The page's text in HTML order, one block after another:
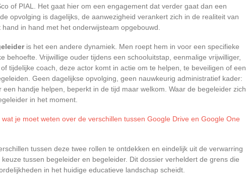
of PIAL. Het gaat hier om een engagement dat verder gaat dan een
opvolging is dagelijks, de aanwezigheid verankert zich in de realiteit van
in hand met het onderwijsteam opgebouwd.
is het een andere dynamiek. Men roept hem in voor een specifieke
behoefte. Vrijwillige ouder tijdens een schooluitstap, eenmalige vrijwilliger,
tijdelijke coach, deze actor komt in actie om te helpen, te beveiligen of een
Geen dagelijkse opvolging, geen nauwkeurig administratief kader:
een handje helpen, beperkt in de tijd maar welkom. Waar de begeleider zich
in het moment.
wat je moet weten over de verschillen tussen Google Drive en Google One
tussen deze twee rollen te ontdekken en eindelijk uit de verwarring
tussen begeleider en begeleider. Dit dossier verheldert de grens die
in het huidige educatieve landschap scheidt.